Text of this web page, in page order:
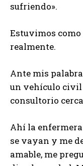
sufriendo».
Estuvimos como
realmente.
Ante mis
un vehículo
consultorio
Ahí la
se vayan y me
amable, me